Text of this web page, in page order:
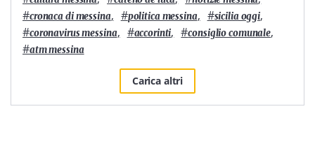
#cronaca di messina, #politica messina, #sicilia oggi,
#coronavirus messina, #accorinti, #consiglio comunale,
#atm messina
Carica altri